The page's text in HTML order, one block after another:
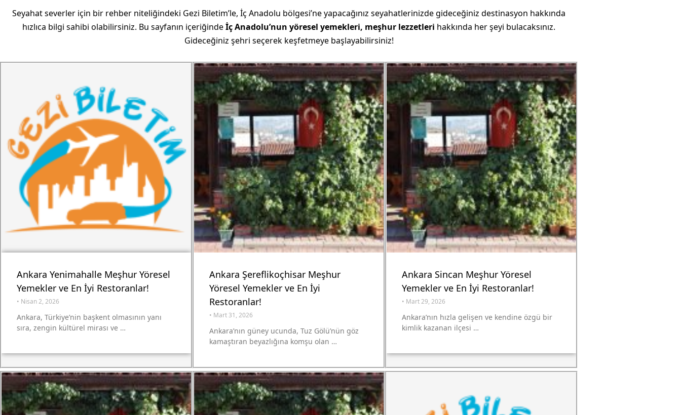
Seyahat severler için bir rehber niteliğindeki Gezi Biletim’le, İç Anadolu bölgesi’ne yapacağınız seyahatlerinizde gideceğiniz destinasyon hakkında
hızlıca bilgi sahibi olabilirsiniz. Bu sayfanın içeriğindeİç Anadolu’nun yöresel yemekleri, meşhur lezzetleri hakkında her şeyi bulacaksınız.
Gideceğiniz şehri seçerek keşfetmeye başlayabilirsiniz!
Ankara Yenimahalle Meşhur Yöresel
Yemekler ve En İyi Restoranlar!
• Nisan 2, 2026
Ankara, Türkiye’nin başkent olmasının yanı
sıra, zengin kültürel mirası ve …
Ankara Şereflikoçhisar Meşhur
Yöresel Yemekler ve En İyi
Restoranlar!
• Mart 31, 2026
Ankara’nın güney ucunda, Tuz Gölü’nün göz
kamaştıran beyazlığına komşu olan …
Ankara Sincan Meşhur Yöresel
Yemekler ve En İyi Restoranlar!
• Mart 29, 2026
Ankara’nın hızla gelişen ve kendine özgü bir
kimlik kazanan ilçesi …